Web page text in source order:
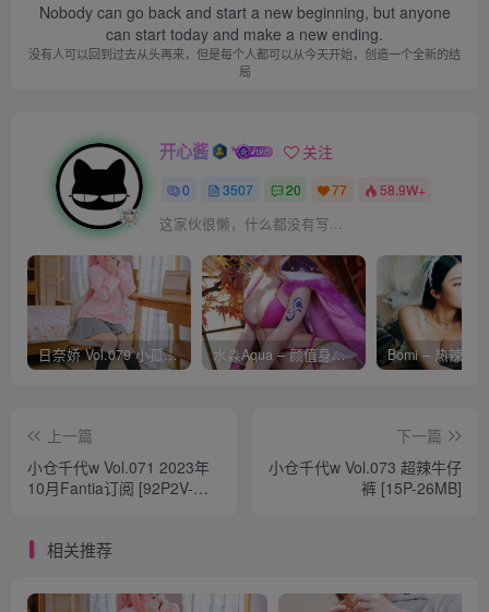
Nobody can go back and start a new beginning, but anyone
can start today and make a new ending.
没有人可以回到过去从头再来，但是每个人都可以从今天开始，创造一个全新的结
局
开心酱 关注
0 3507 20 77 58.9W+
这家伙很懒，什么都没有写...
日奈娇 Vol.079 小孤独 [134P-1.84GB] 水淼Aqua – 颜值身材双在线 火爆日本 Cos写真作品合集
上一篇
小仓千代w Vol.071 2023年
10月Fantia订阅 [92P2V-
下一篇
小仓千代w Vol.073 超辣牛仔
裤 [15P-26MB]
相关推荐